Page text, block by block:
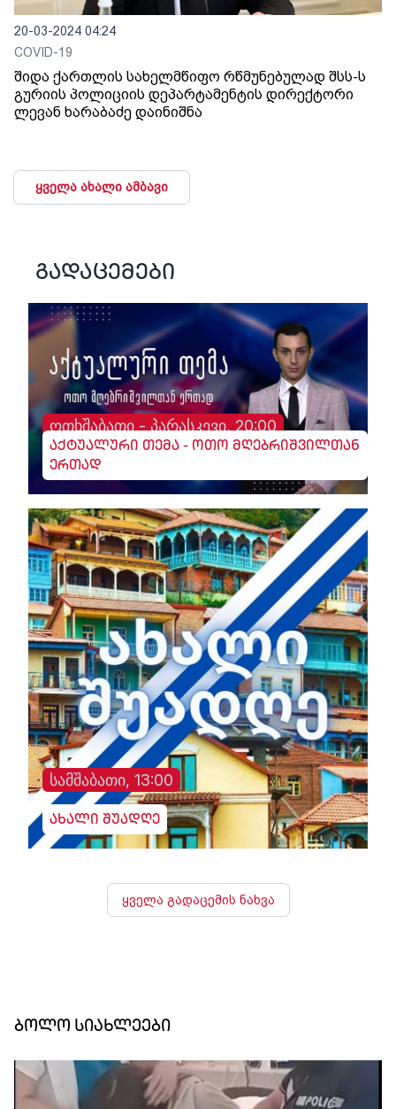
20-03-2024 04:24
COVID-19
შიდა ქართლის სახელმწიფო რწმუნებულად შსს-ს
გურიის პოლიციის დეპარტამენტის დირექტორი
ლევან ხარაბაძე დაინიშნა
ყველა ახალი ამბავი
გადაცემები
ოთხშაბათი - პარასკევი, 20:00
აქტუალური თემა - ოთო მღებრიშვილთან
ერთად
სამშაბათი, 13:00
ახალი შუადღე
ყველა გადაცემის ნახვა
ბოლო სიახლეები